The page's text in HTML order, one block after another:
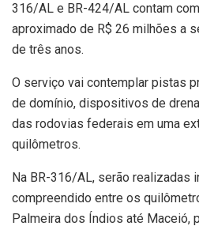
316/AL e BR-424/AL contam
aproximado de R$ 26 milhões a
de três anos.
O serviço vai contemplar pistas
de domínio, dispositivos de
das rodovias federais em uma
quilômetros.
Na BR-316/AL, serão realizadas
compreendido entre os
Palmeira dos Índios até Maceió,